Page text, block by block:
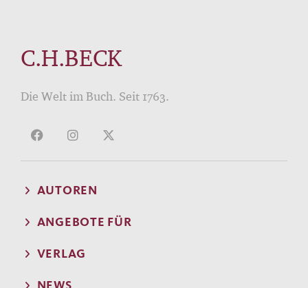
C.H.BECK
Die Welt im Buch. Seit 1763.
AUTOREN
ANGEBOTE FÜR
VERLAG